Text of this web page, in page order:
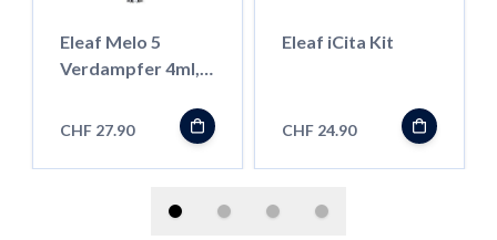
Eleaf Melo 5
Verdampfer 4ml,
CHF 27.90
Eleaf iCita Kit
CHF 24.90